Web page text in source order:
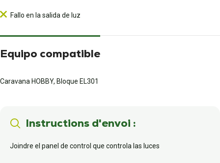
Fallo en la salida de luz
Equipo compatible
Caravana HOBBY, Bloque EL301
Instructions d'envoi :
Joindre el panel de control que controla las luces